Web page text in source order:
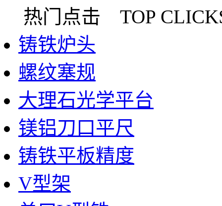
热门点击 TOP
铸铁炉头
螺纹塞规
大理石光学平台
镁铝刀口平尺
铸铁平板精度
V型架